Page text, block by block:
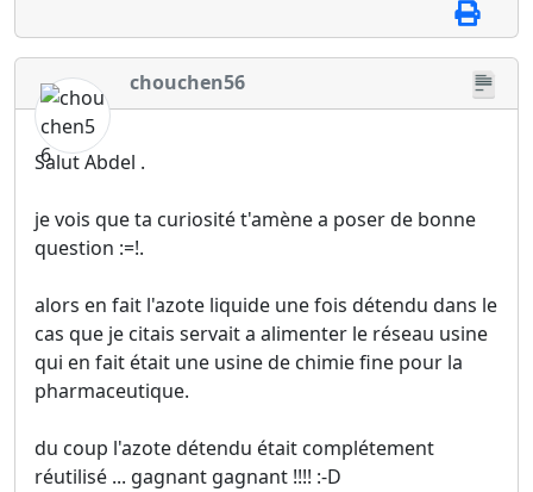
chouchen56
Salut Abdel .
je vois que ta curiosité t'amène a poser de bonne
question :=!.
alors en fait l'azote liquide une fois détendu dans le
cas que je citais servait a alimenter le réseau usine
qui en fait était une usine de chimie fine pour la
pharmaceutique.
du coup l'azote détendu était complétement
réutilisé ... gagnant gagnant !!!! :-D